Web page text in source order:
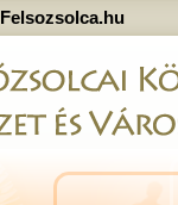
Felsozsolca.hu